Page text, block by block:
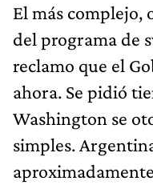
El más complejo,
del programa de
reclamo que el
ahora. Se pidió
Washington se
simples.